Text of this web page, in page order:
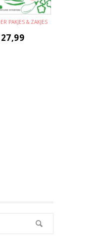
PAKJES & ZAKJES
27,99